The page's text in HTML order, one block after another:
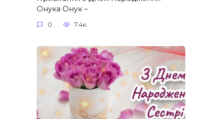
Онука Онук –
0 7.4к.